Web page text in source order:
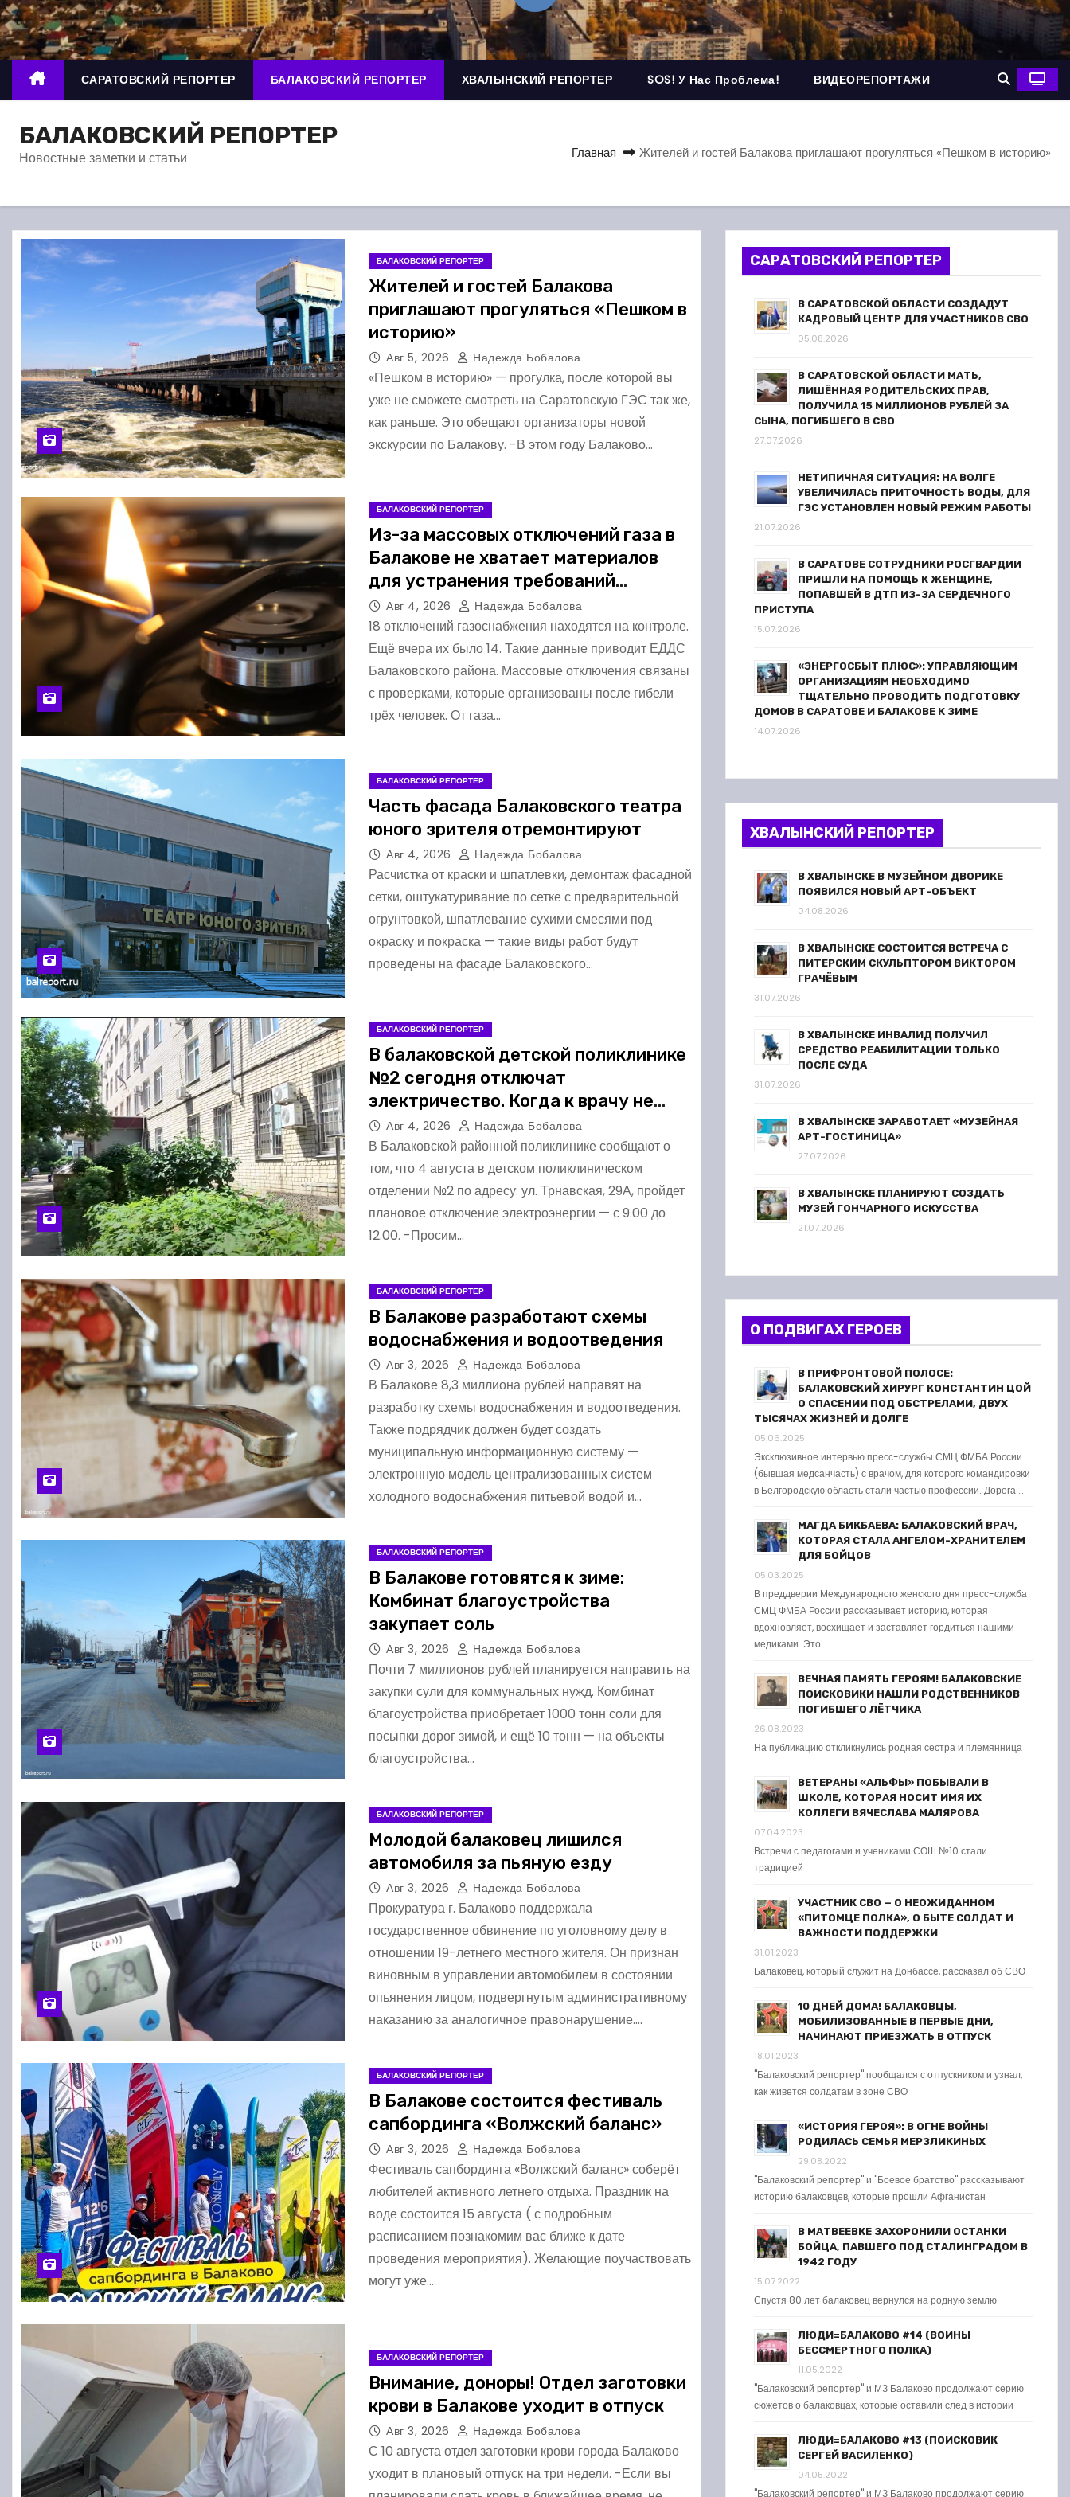
о
м
у
САРАТОВСКИЙ РЕПОРТЕР БАЛАКОВСКИЙ РЕПОРТЕР ХВАЛЫНСКИЙ РЕПОРТЕР SOS! У Нас Проблема! ВИДЕОРЕПОРТАЖИ
БАЛАКОВСКИЙ РЕПОРТЕР
Новостные заметки и статьи Главная Жителей и гостей Балакова приглашают прогуляться «Пешком в историю»
БАЛАКОВСКИЙ РЕПОРТЕР
Жителей и гостей Балакова
приглашают прогуляться «Пешком в
историю»
Авг 5, 2026 Надежда Бобалова
«Пешком в историю» — прогулка, после которой вы
уже не сможете смотреть на Саратовскую ГЭС так же,
как раньше. Это обещают организаторы новой
экскурсии по Балакову. -В этом году Балаково…
БАЛАКОВСКИЙ РЕПОРТЕР
Из-за массовых отключений газа в
Балакове не хватает материалов
для устранения требований
комиссии
Авг 4, 2026 Надежда Бобалова
18 отключений газоснабжения находятся на контроле.
Ещё вчера их было 14. Такие данные приводит ЕДДС
Балаковского района. Массовые отключения связаны
с проверками, которые организованы после гибели
трёх человек. От газа…
БАЛАКОВСКИЙ РЕПОРТЕР
Часть фасада Балаковского театра
юного зрителя отремонтируют
Авг 4, 2026 Надежда Бобалова
Расчистка от краски и шпатлевки, демонтаж фасадной
сетки, оштукатуривание по сетке с предварительной
огрунтовкой, шпатлевание сухими смесями под
окраску и покраска — такие виды работ будут
проведены на фасаде Балаковского…
БАЛАКОВСКИЙ РЕПОРТЕР
В балаковской детской поликлинике
№2 сегодня отключат
электричество. Когда к врачу не
попадёшь?
Авг 4, 2026 Надежда Бобалова
В Балаковской районной поликлинике сообщают о
том, что 4 августа в детском поликлиническом
отделении №2 по адресу: ул. Трнавская, 29А, пройдет
плановое отключение электроэнергии — с 9.00 до
12.00. -Просим…
БАЛАКОВСКИЙ РЕПОРТЕР
В Балакове разработают схемы
водоснабжения и водоотведения
Авг 3, 2026 Надежда Бобалова
В Балакове 8,3 миллиона рублей направят на
разработку схемы водоснабжения и водоотведения.
Также подрядчик должен будет создать
муниципальную информационную систему —
электронную модель централизованных систем
холодного водоснабжения питьевой водой и…
БАЛАКОВСКИЙ РЕПОРТЕР
В Балакове готовятся к зиме:
Комбинат благоустройства
закупает соль
Авг 3, 2026 Надежда Бобалова
Почти 7 миллионов рублей планируется направить на
закупки сули для коммунальных нужд. Комбинат
благоустройства приобретает 1000 тонн соли для
посыпки дорог зимой, и ещё 10 тонн — на объекты
благоустройства…
БАЛАКОВСКИЙ РЕПОРТЕР
Молодой балаковец лишился
автомобиля за пьяную езду
Авг 3, 2026 Надежда Бобалова
Прокуратура г. Балаково поддержала
государственное обвинение по уголовному делу в
отношении 19-летнего местного жителя. Он признан
виновным в управлении автомобилем в состоянии
опьянения лицом, подвергнутым административному
наказанию за аналогичное правонарушение.…
БАЛАКОВСКИЙ РЕПОРТЕР
В Балакове состоится фестиваль
сапбординга «Волжский баланс»
Авг 3, 2026 Надежда Бобалова
Фестиваль сапбординга «Волжский баланс» соберёт
любителей активного летнего отдыха. Праздник на
воде состоится 15 августа ( с подробным
расписанием познакомим вас ближе к дате
проведения мероприятия). Желающие поучаствовать
могут уже…
БАЛАКОВСКИЙ РЕПОРТЕР
Внимание, доноры! Отдел заготовки
крови в Балакове уходит в отпуск
Авг 3, 2026 Надежда Бобалова
С 10 августа отдел заготовки крови города Балаково
уходит в плановый отпуск на три недели. -Если вы
САРАТОВСКИЙ РЕПОРТЕР
В САРАТОВСКОЙ ОБЛАСТИ СОЗДАДУТ
КАДРОВЫЙ ЦЕНТР ДЛЯ УЧАСТНИКОВ СВО
05.08.2026
В САРАТОВСКОЙ ОБЛАСТИ МАТЬ,
ЛИШЁННАЯ РОДИТЕЛЬСКИХ ПРАВ,
ПОЛУЧИЛА 15 МИЛЛИОНОВ РУБЛЕЙ ЗА
СЫНА, ПОГИБШЕГО В СВО
27.07.2026
НЕТИПИЧНАЯ СИТУАЦИЯ: НА ВОЛГЕ
УВЕЛИЧИЛАСЬ ПРИТОЧНОСТЬ ВОДЫ, ДЛЯ
ГЭС УСТАНОВЛЕН НОВЫЙ РЕЖИМ РАБОТЫ
21.07.2026
В САРАТОВЕ СОТРУДНИКИ РОСГВАРДИИ
ПРИШЛИ НА ПОМОЩЬ К ЖЕНЩИНЕ,
ПОПАВШЕЙ В ДТП ИЗ-ЗА СЕРДЕЧНОГО
ПРИСТУПА
15.07.2026
«ЭНЕРГОСБЫТ ПЛЮС»: УПРАВЛЯЮЩИМ
ОРГАНИЗАЦИЯМ НЕОБХОДИМО
ТЩАТЕЛЬНО ПРОВОДИТЬ ПОДГОТОВКУ
ДОМОВ В САРАТОВЕ И БАЛАКОВЕ К ЗИМЕ
14.07.2026
ХВАЛЫНСКИЙ РЕПОРТЕР
В ХВАЛЫНСКЕ В МУЗЕЙНОМ ДВОРИКЕ
ПОЯВИЛСЯ НОВЫЙ АРТ-ОБЪЕКТ
04.08.2026
В ХВАЛЫНСКЕ СОСТОИТСЯ ВСТРЕЧА С
ПИТЕРСКИМ СКУЛЬПТОРОМ ВИКТОРОМ
ГРАЧЁВЫМ
31.07.2026
В ХВАЛЫНСКЕ ИНВАЛИД ПОЛУЧИЛ
СРЕДСТВО РЕАБИЛИТАЦИИ ТОЛЬКО
ПОСЛЕ СУДА
31.07.2026
В ХВАЛЫНСКЕ ЗАРАБОТАЕТ «МУЗЕЙНАЯ
АРТ-ГОСТИНИЦА»
27.07.2026
В ХВАЛЫНСКЕ ПЛАНИРУЮТ СОЗДАТЬ
МУЗЕЙ ГОНЧАРНОГО ИСКУССТВА
21.07.2026
О ПОДВИГАХ ГЕРОЕВ
В ПРИФРОНТОВОЙ ПОЛОСЕ:
БАЛАКОВСКИЙ ХИРУРГ КОНСТАНТИН ЦОЙ
О СПАСЕНИИ ПОД ОБСТРЕЛАМИ, ДВУХ
ТЫСЯЧАХ ЖИЗНЕЙ И ДОЛГЕ
05.06.2025
Эксклюзивное интервью пресс-службы СМЦ ФМБА России
(бывшая медсанчасть) с врачом, для которого командировки
в Белгородскую область стали частью профессии. Дорога …
МАГДА БИКБАЕВА: БАЛАКОВСКИЙ ВРАЧ,
КОТОРАЯ СТАЛА АНГЕЛОМ-ХРАНИТЕЛЕМ
ДЛЯ БОЙЦОВ
05.03.2025
В преддверии Международного женского дня пресс-служба
СМЦ ФМБА России рассказывает историю, которая
вдохновляет, восхищает и заставляет гордиться нашими
медиками. Это …
ВЕЧНАЯ ПАМЯТЬ ГЕРОЯМ! БАЛАКОВСКИЕ
ПОИСКОВИКИ НАШЛИ РОДСТВЕННИКОВ
ПОГИБШЕГО ЛЁТЧИКА
26.08.2023
На публикацию откликнулись родная сестра и племянница
ВЕТЕРАНЫ «АЛЬФЫ» ПОБЫВАЛИ В
ШКОЛЕ, КОТОРАЯ НОСИТ ИМЯ ИХ
КОЛЛЕГИ ВЯЧЕСЛАВА МАЛЯРОВА
07.04.2023
Встречи с педагогами и учениками СОШ №10 стали
традицией
УЧАСТНИК СВО — О НЕОЖИДАННОМ
«ПИТОМЦЕ ПОЛКА», О БЫТЕ СОЛДАТ И
ВАЖНОСТИ ПОДДЕРЖКИ
31.01.2023
Балаковец, который служит на Донбассе, рассказал об СВО
10 ДНЕЙ ДОМА! БАЛАКОВЦЫ,
МОБИЛИЗОВАННЫЕ В ПЕРВЫЕ ДНИ,
НАЧИНАЮТ ПРИЕЗЖАТЬ В ОТПУСК
18.01.2023
"Балаковский репортер" пообщался с отпускником и узнал,
как живется солдатам в зоне СВО
«ИСТОРИЯ ГЕРОЯ»: В ОГНЕ ВОЙНЫ
РОДИЛАСЬ СЕМЬЯ МЕРЗЛИКИНЫХ
29.08.2022
"Балаковский репортер" и "Боевое братство" рассказывают
историю балаковцев, которые прошли Афганистан
В МАТВЕЕВКЕ ЗАХОРОНИЛИ ОСТАНКИ
БОЙЦА, ПАВШЕГО ПОД СТАЛИНГРАДОМ В
1942 ГОДУ
15.07.2022
Спустя 80 лет балаковец вернулся на родную землю
ЛЮДИ=БАЛАКОВО #14 (ВОИНЫ
БЕССМЕРТНОГО ПОЛКА)
11.05.2022
"Балаковский репортер" и МЗ Балаково продолжают серию
сюжетов о балаковцах, которые оставили след в истории
ЛЮДИ=БАЛАКОВО #13 (ПОИСКОВИК
СЕРГЕЙ ВАСИЛЕНКО)
04.05.2022
"Балаковский репортер" и МЗ Балаково продолжают серию